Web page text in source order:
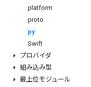
platform
proto
py
Swift
プロバイダ
組み込み型
最上位モジュール